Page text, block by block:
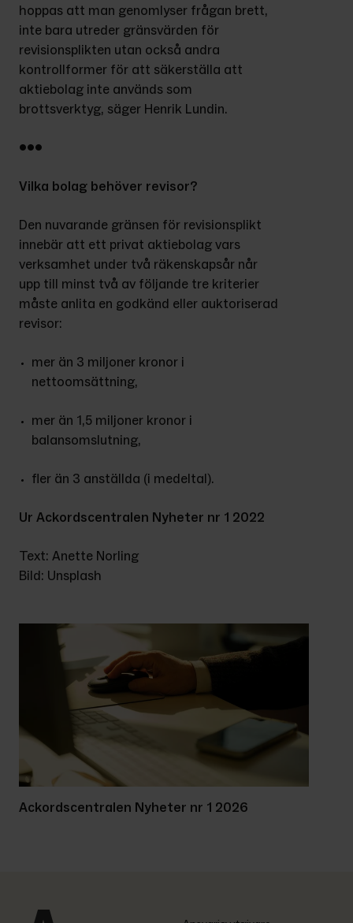
hoppas att man genomlyser frågan brett,
inte bara utreder gränsvärden för
revisionsplikten utan också andra
kontrollformer för att säkerställa att
aktiebolag inte används som
brottsverktyg, säger Henrik Lundin.
•••
Vilka bolag behöver revisor?
Den nuvarande gränsen för revisionsplikt
innebär att ett privat aktiebolag vars
verksamhet under två räkenskapsår når
upp till minst två av följande tre kriterier
måste anlita en godkänd eller auktoriserad
revisor:
mer än 3 miljoner kronor i
nettoomsättning,
mer än 1,5 miljoner kronor i
balansomslutning,
fler än 3 anställda (i medeltal).
Ur Ackordscentralen Nyheter nr 1 2022
Text: Anette Norling
Bild: Unsplash
Ackordscentralen Nyheter nr 1 2026